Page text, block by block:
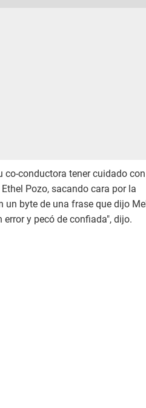
co-conductora tener cuidado
Pozo, sacando cara por la
un byte de una frase que dijo
y pecó de confiada", dijo.